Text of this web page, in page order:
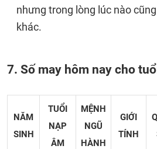
nhưng trong lòng lúc nào
khác.
7. Số may hôm nay cho
NĂM
SINH
TUỔI
NẠP
ÂM
MỆNH
NGŨ
HÀNH
GIỚI
TÍNH